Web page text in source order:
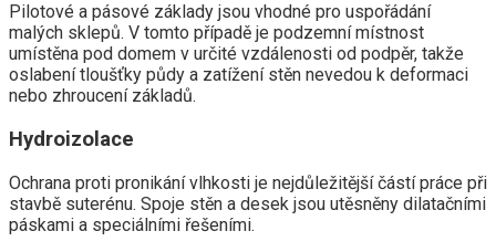
Pilotové a pásové základy jsou vhodné pro uspořádání
malých sklepů. V tomto případě je podzemní místnost
umístěna pod domem v určité vzdálenosti od podpěr, takže
oslabení tloušťky půdy a zatížení stěn nevedou k deformaci
nebo zhroucení základů.
Hydroizolace
Ochrana proti pronikání vlhkosti je nejdůležitější částí práce při
stavbě suterénu. Spoje stěn a desek jsou utěsněny dilatačními
páskami a speciálními řešeními.